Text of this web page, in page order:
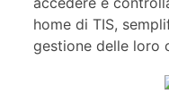
home di TIS,
gestione delle loro